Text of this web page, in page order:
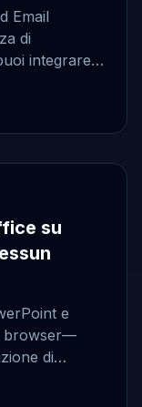
Email
di
integrare
su
e
browser—
di